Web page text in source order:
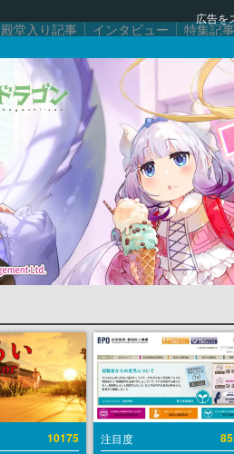
広告を
殿堂入り記事 インタビュー 特集記事
10175 注目度